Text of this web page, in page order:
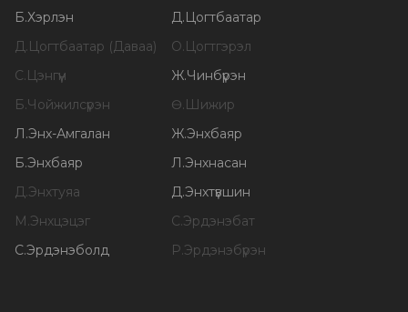
Б.Хэрлэн Д.Цогтбаатар
Д.Цогтбаатар (Даваа) О.Цогтгэрэл
С.Цэнгүүн Ж.Чинбүрэн
Б.Чойжилсүрэн Ө.Шижир
Л.Энх-Амгалан Ж.Энхбаяр
Б.Энхбаяр Л.Энхнасан
Д.Энхтуяа Д.Энхтүвшин
М.Энхцэцэг С.Эрдэнэбат
С.Эрдэнэболд Р.Эрдэнэбүрэн